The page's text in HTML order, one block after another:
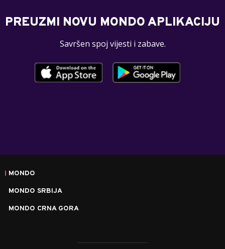
PREUZMI NOVU MONDO APLIKACIJU
Savršen spoj vijesti i zabave.
MONDO
MONDO SRBIJA
MONDO CRNA GORA